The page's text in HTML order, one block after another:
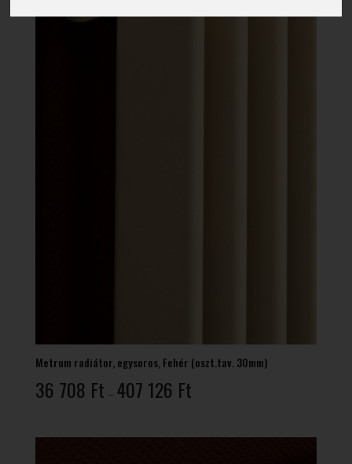
Metrum radiátor, egysoros, Fehér (oszt.tav. 30mm)
36 708 Ft – 407 126 Ft36
-